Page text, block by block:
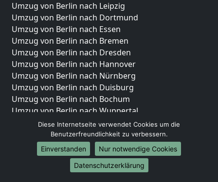
Umzug von Berlin nach Leipzig
Umzug von Berlin nach Dortmund
Umzug von Berlin nach Essen
Umzug von Berlin nach Bremen
Umzug von Berlin nach Dresden
Umzug von Berlin nach Hannover
Umzug von Berlin nach Nürnberg
Umzug von Berlin nach Duisburg
Umzug von Berlin nach Bochum
Umzug von Berlin nach Wuppertal
Umzug von Berlin nach Bielefeld
Umzug von Berlin nach Bonn
Umzug von Berlin nach Münster
Internationale-Umzüge
Diese Internetseite verwendet Cookies um die
Benutzerfreundlichkeit zu verbessern.
Einverstanden
Nur notwendige Cookies
Datenschutzerklärung